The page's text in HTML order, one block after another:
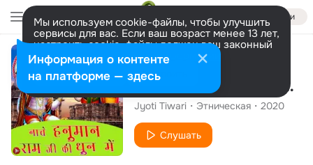
Войти
Мы используем cookie-файлы, чтобы улучшить
сервисы для вас. Если ваш возраст менее 13 лет,
настроить cookie-файлы должен ваш законный
представитель. Больше информации
Разрешить все Настроить
Сингл
Nache Hanuman Ram Ji Ki Dhun Mein - Single
Jyoti Tiwari Этническая 2020
Слушать
Информация о контенте
на платформе — здесь